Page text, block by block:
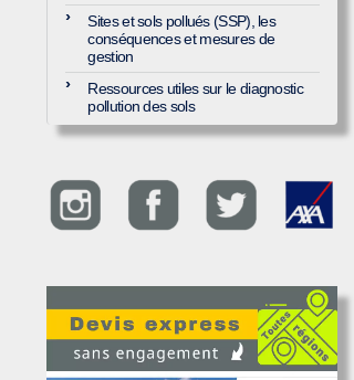
Sites et sols pollués (SSP), les
conséquences et mesures de
gestion
Ressources utiles sur le diagnostic
pollution des sols